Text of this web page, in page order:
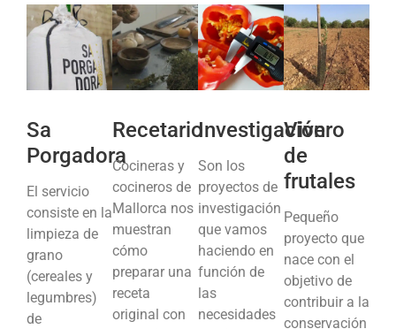
Sa
Porgadora
El servicio
consiste en la
limpieza de
grano
(cereales y
legumbres)
de
Recetario
Cocineras y
cocineros de
Mallorca nos
muestran
cómo
preparar una
receta
original con
Investigación
Son los
proyectos de
investigación
que vamos
haciendo en
función de
las
necesidades
Vivero
de
frutales
Pequeño
proyecto que
nace con el
objetivo de
contribuir a la
conservación